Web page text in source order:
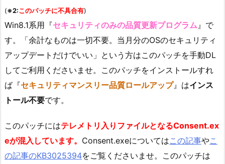
(※2:このパッチに不具合有)
Win8.1系用『セキュリティのみの品質更新プログラム 』で
す。「余計なものは一切不要。当月分のOSのセキュリティ
アップデートだけでいい」という方はこのパッチを手動DL
してご利用くださいませ。このパッチをインストールすれ
ば『セキュリティマンスリー品質ロールアップ』はインス
トール不要です。
このパッチにはテレメトリ入りファイルとなるConsent.ex
eが混入しています。 Consent.exeについてはこの記事やこ
の記事のKB3025394をご覧くださいませ。このパッチは